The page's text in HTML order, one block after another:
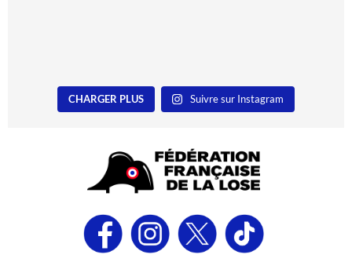
CHARGER PLUS Suivre sur Instagram